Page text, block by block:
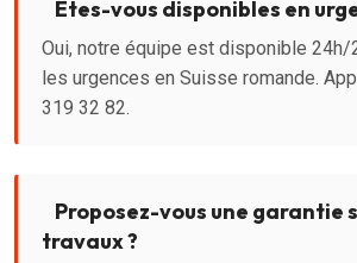
Êtes-vous disponibles en
Oui, notre équipe est disponible
les urgences en Suisse romande.
319 32 82.
Proposez-vous une garantie
travaux ?